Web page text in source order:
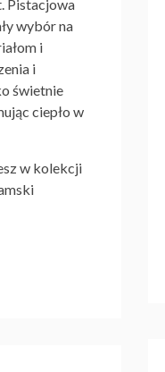
Pistacjowa
wybór na
i
i
świetnie
ciepło w
w kolekcji